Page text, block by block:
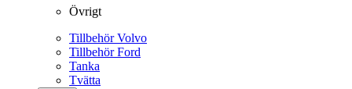
Övrigt
Tillbehör Volvo
Tillbehör Ford
Tanka
Tvätta